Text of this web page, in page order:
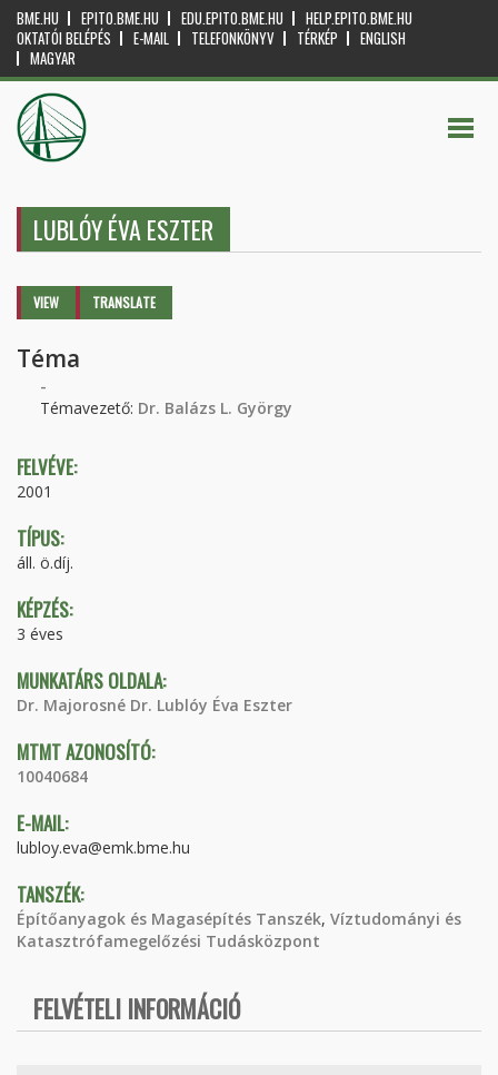
BME.HU EPITO.BME.HU EDU.EPITO.BME.HU
HELP.EPITO.BME.HU
OKTATÓI BELÉPÉS
E-MAIL TELEFONKÖNYV TÉRKÉP
ENGLISH
MAGYAR
LUBLÓY ÉVA ESZTER
Primary tabs
VIEW (ACTIVETRANSLATE
Téma
-
Témavezető: Dr. Balázs L. György
FELVÉVE:
2001
TÍPUS:
áll. ö.díj.
KÉPZÉS:
3 éves
MUNKATÁRS OLDALA:
Dr. Majorosné Dr. Lublóy Éva Eszter
MTMT AZONOSÍTÓ:
10040684
E-MAIL:
lubloy.eva@emk.bme.hu
TANSZÉK:
Építőanyagok és Magasépítés Tanszék, Víztudományi és
Katasztrófamegelőzési Tudásközpont
FELVÉTELI INFORMÁCIÓ